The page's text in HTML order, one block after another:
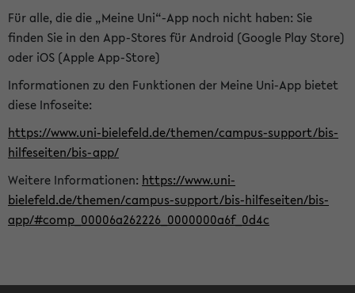
Für alle, die die „Meine Uni“-App noch nicht haben: Sie
finden Sie in den App-Stores für Android (Google Play Store)
oder iOS (Apple App-Store)
Informationen zu den Funktionen der Meine Uni-App bietet
diese Infoseite:
https://www.uni-bielefeld.de/themen/campus-support/bis-
hilfeseiten/bis-app/
Weitere Informationen: https://www.uni-
bielefeld.de/themen/campus-support/bis-hilfeseiten/bis-
app/#comp_00006a262226_0000000a6f_0d4c